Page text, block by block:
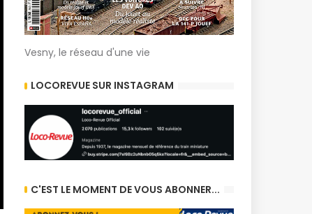
Vesny, le réseau d'une vie
LOCOREVUE SUR INSTAGRAM
C'EST LE MOMENT DE VOUS ABONNER...